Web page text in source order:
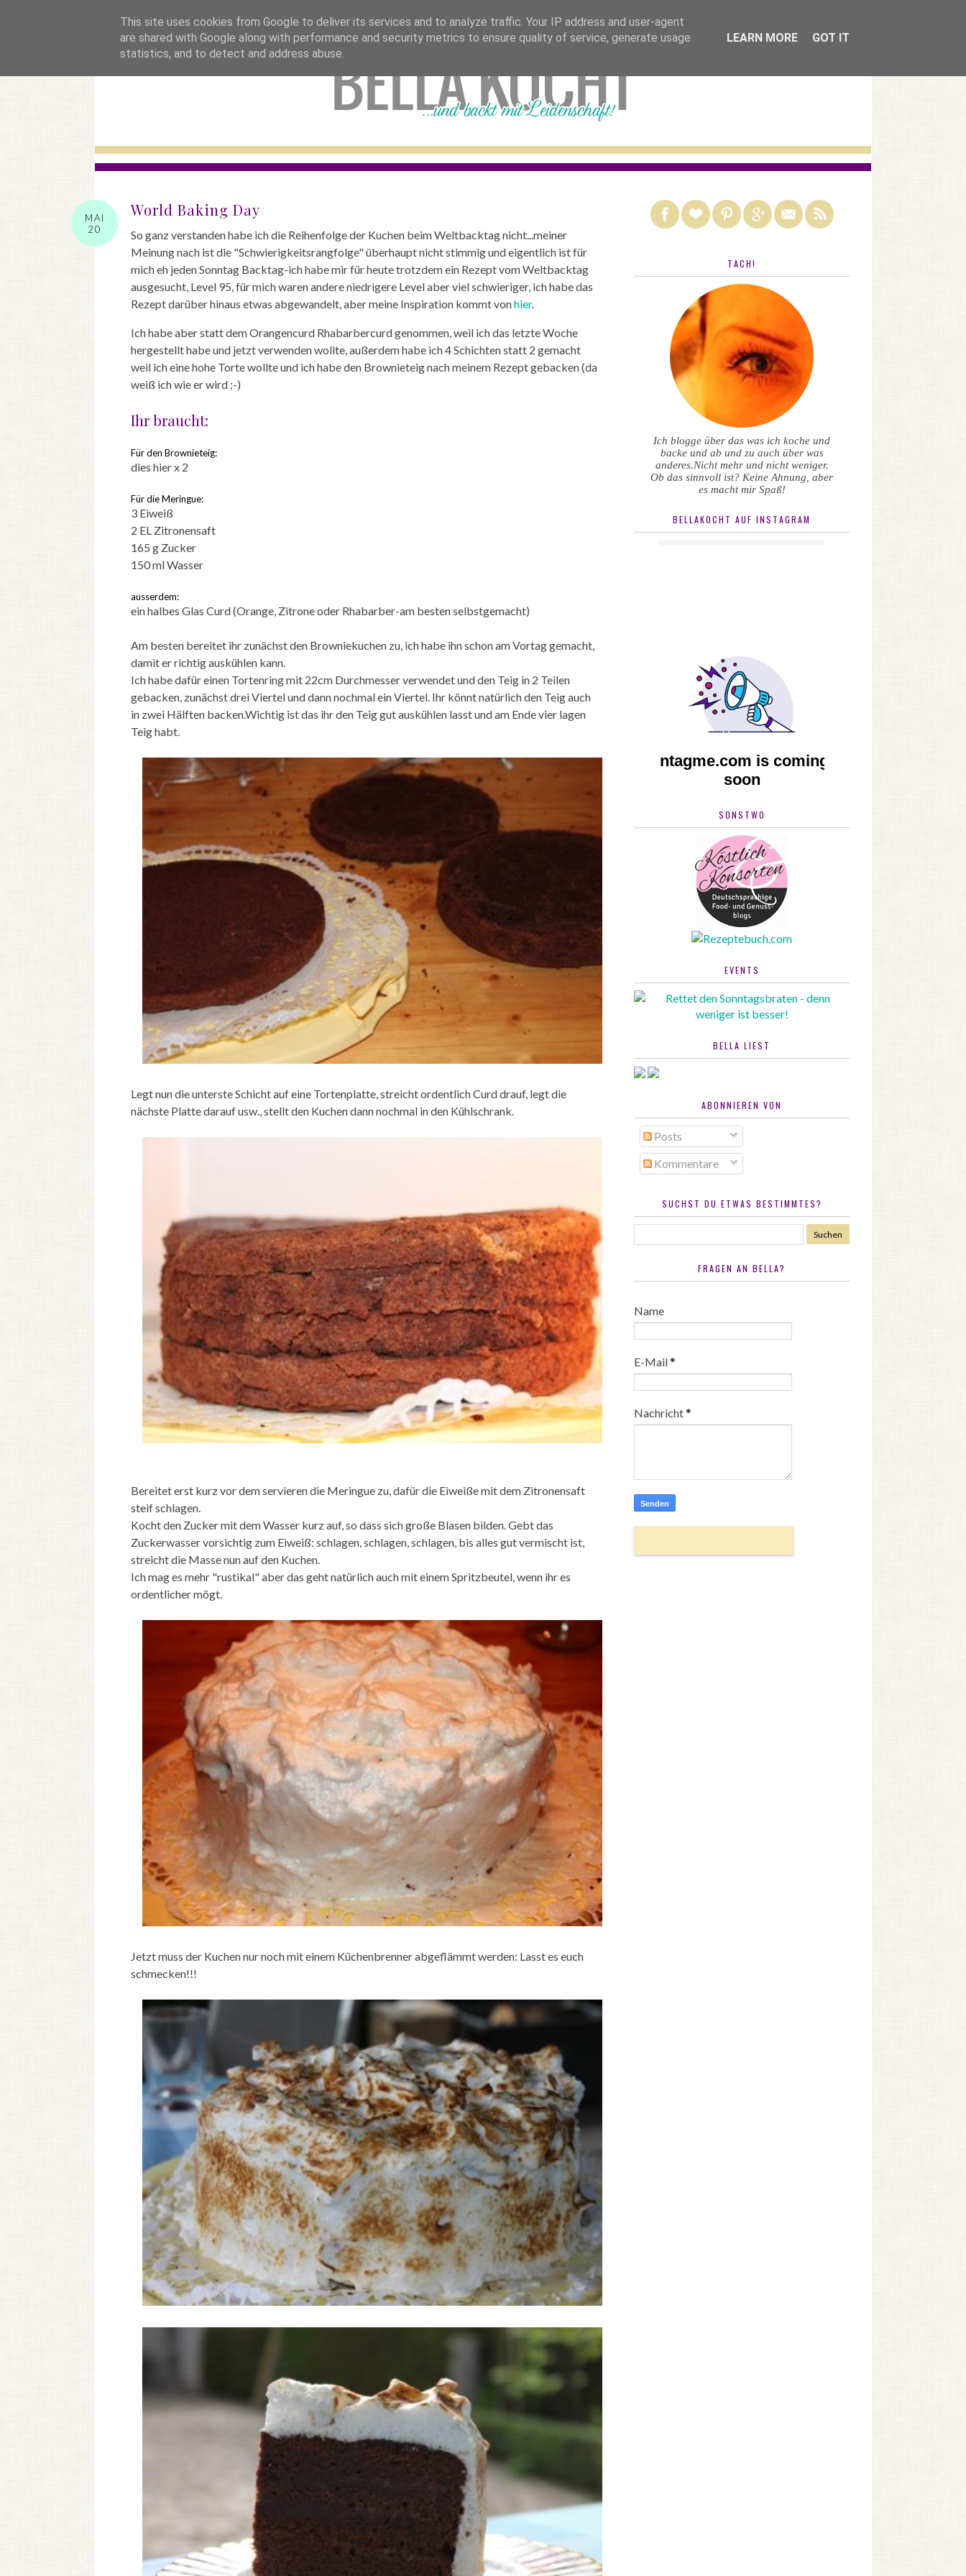
MAI
20
World Baking Day
So ganz verstanden habe ich die Reihenfolge der Kuchen beim Weltbacktag nicht...meiner
Meinung nach ist die "Schwierigkeitsrangfolge" überhaupt nicht stimmig und eigentlich ist für
mich eh jeden Sonntag Backtag-ich habe mir für heute trotzdem ein Rezept vom Weltbacktag
ausgesucht, Level 95, für mich waren andere niedrigere Level aber viel schwieriger, ich habe das
Rezept darüber hinaus etwas abgewandelt, aber meine Inspiration kommt vonhier.
Ich habe aber statt dem Orangencurd Rhabarbercurd genommen, weil ich das letzte Woche
hergestellt habe und jetzt verwenden wollte, außerdem habe ich 4 Schichten statt 2 gemacht
weil ich eine hohe Torte wollte und ich habe den Brownieteig nach meinem Rezept gebacken (da
weiß ich wie er wird ;-)
Ihr braucht:
Für den Brownieteig:
dies hier x 2
Für die Meringue:
3 Eiweiß
2 EL Zitronensaft
165 g Zucker
150 ml Wasser
ausserdem:
ein halbes Glas Curd (Orange, Zitrone oder Rhabarber-am besten selbstgemacht)
Am besten bereitet ihr zunächst den Browniekuchen zu, ich habe ihn schon am Vortag gemacht,
damit er richtig auskühlen kann.
Ich habe dafür einen Tortenring mit 22cm Durchmesser verwendet und den Teig in 2 Teilen
gebacken, zunächst drei Viertel und dann nochmal ein Viertel. Ihr könnt natürlich den Teig auch
in zwei Hälften backen.Wichtig ist das ihr den Teig gut auskühlen lasst und am Ende vier lagen
Teig habt.
Legt nun die unterste Schicht auf eine Tortenplatte, streicht ordentlich Curd drauf, legt die
nächste Platte darauf usw., stellt den Kuchen dann nochmal in den Kühlschrank.
Bereitet erst kurz vor dem servieren die Meringue zu, dafür die Eiweiße mit dem Zitronensaft
steif schlagen.
Kocht den Zucker mit dem Wasser kurz auf, so dass sich große Blasen bilden. Gebt das
Zuckerwasser vorsichtig zum Eiweiß: schlagen, schlagen, schlagen, bis alles gut vermischt ist,
streicht die Masse nun auf den Kuchen.
Ich mag es mehr "rustikal" aber das geht natürlich auch mit einem Spritzbeutel, wenn ihr es
ordentlicher mögt.
Jetzt muss der Kuchen nur noch mit einem Küchenbrenner abgeflämmt werden: Lasst es euch
schmecken!!!
TACH!
Ich blogge über das was ich koche und
backe und ab und zu auch über was
anderes.Nicht mehr und nicht weniger.
Ob das sinnvoll ist? Keine Ahnung, aber
es macht mir Spaß!
BELLAKOCHT AUF INSTAGRAM
SONSTWO
EVENTS
BELLA LIEST
ABONNIEREN VON
Posts
Kommentare
SUCHST DU ETWAS BESTIMMTES?
FRAGEN AN BELLA?
Name
E-Mail*
Nachricht*
This site uses cookies from Google to deliver its services and to analyze traffic. Your IP address and user-agent
are shared with Google along with performance and security metrics to ensure quality of service, generate usage
statistics, and to detect and address abuse.
LEARN MORE GOT IT